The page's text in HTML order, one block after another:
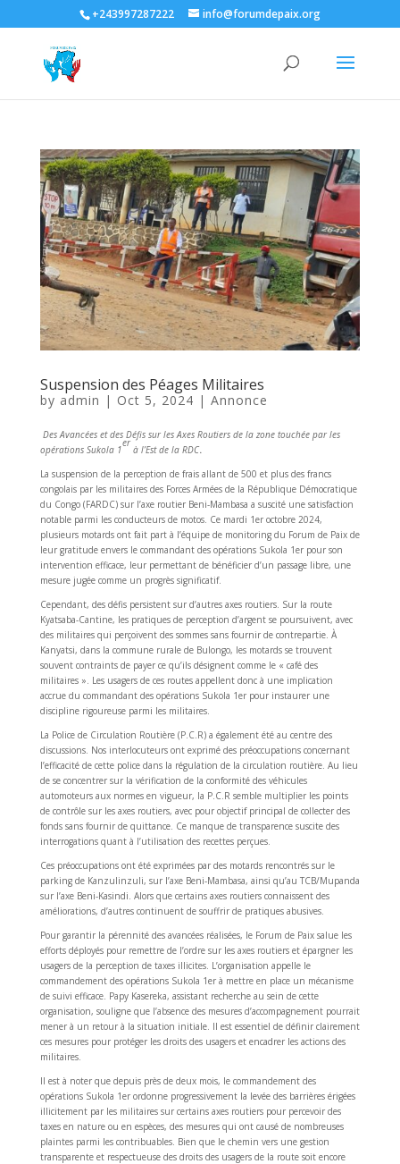
+243997287222 info@forumdepaix.org
Suspension des Péages Militaires
by admin | Oct 5, 2024 | Annonce
Des Avancées et des Défis sur les Axes Routiers de la zone touchée par les
opérations Sukola 1
er
à l’Est de la RDC.
La suspension de la perception de frais allant de 500 et plus des francs
congolais par les militaires des Forces Armées de la République Démocratique
du Congo (FARDC) sur l’axe routier Beni-Mambasa a suscité une satisfaction
notable parmi les conducteurs de motos. Ce mardi 1er octobre 2024,
plusieurs motards ont fait part à l’équipe de monitoring du Forum de Paix de
leur gratitude envers le commandant des opérations Sukola 1er pour son
intervention efficace, leur permettant de bénéficier d’un passage libre, une
mesure jugée comme un progrès significatif.
Cependant, des défis persistent sur d’autres axes routiers. Sur la route
Kyatsaba-Cantine, les pratiques de perception d’argent se poursuivent, avec
des militaires qui perçoivent des sommes sans fournir de contrepartie. À
Kanyatsi, dans la commune rurale de Bulongo, les motards se trouvent
souvent contraints de payer ce qu’ils désignent comme le « café des
militaires ». Les usagers de ces routes appellent donc à une implication
accrue du commandant des opérations Sukola 1er pour instaurer une
discipline rigoureuse parmi les militaires.
La Police de Circulation Routière (P.C.R) a également été au centre des
discussions. Nos interlocuteurs ont exprimé des préoccupations concernant
l’efficacité de cette police dans la régulation de la circulation routière. Au lieu
de se concentrer sur la vérification de la conformité des véhicules
automoteurs aux normes en vigueur, la P.C.R semble multiplier les points
de contrôle sur les axes routiers, avec pour objectif principal de collecter des
fonds sans fournir de quittance. Ce manque de transparence suscite des
interrogations quant à l’utilisation des recettes perçues.
Ces préoccupations ont été exprimées par des motards rencontrés sur le
parking de Kanzulinzuli, sur l’axe Beni-Mambasa, ainsi qu’au TCB/Mupanda
sur l’axe Beni-Kasindi. Alors que certains axes routiers connaissent des
améliorations, d’autres continuent de souffrir de pratiques abusives.
Pour garantir la pérennité des avancées réalisées, le Forum de Paix salue les
efforts déployés pour remettre de l’ordre sur les axes routiers et épargner les
usagers de la perception de taxes illicites. L’organisation appelle le
commandement des opérations Sukola 1er à mettre en place un mécanisme
de suivi efficace. Papy Kasereka, assistant recherche au sein de cette
organisation, souligne que l’absence des mesures d’accompagnement pourrait
mener à un retour à la situation initiale. Il est essentiel de définir clairement
ces mesures pour protéger les droits des usagers et encadrer les actions des
militaires.
Il est à noter que depuis près de deux mois, le commandement des
opérations Sukola 1er ordonne progressivement la levée des barrières érigées
illicitement par les militaires sur certains axes routiers pour percevoir des
taxes en nature ou en espèces, des mesures qui ont causé de nombreuses
plaintes parmi les contribuables. Bien que le chemin vers une gestion
transparente et respectueuse des droits des usagers de la route soit encore